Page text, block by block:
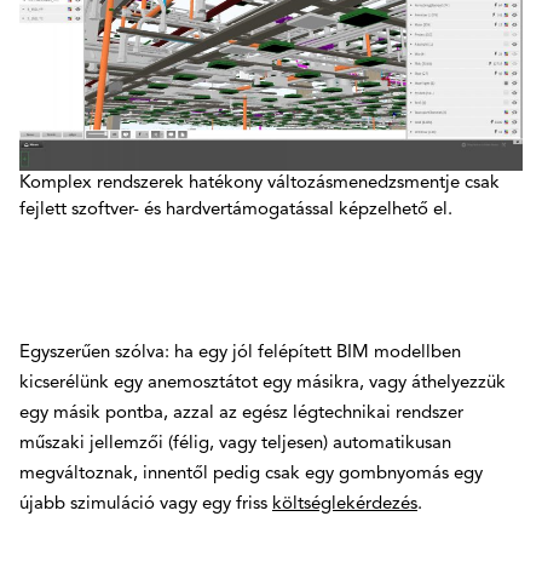
Komplex rendszerek hatékony változásmenedzsmentje csak
fejlett szoftver- és hardvertámogatással képzelhető el.
Egyszerűen szólva: ha egy jól felépített BIM modellben
kicserélünk egy anemosztátot egy másikra, vagy áthelyezzük
egy másik pontba, azzal az egész légtechnikai rendszer
műszaki jellemzői (félig, vagy teljesen) automatikusan
megváltoznak, innentől pedig csak egy gombnyomás egy
újabb szimuláció vagy egy friss költséglekérdezés.